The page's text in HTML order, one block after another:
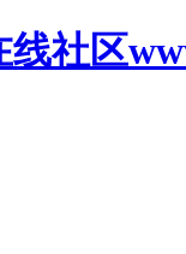
社区